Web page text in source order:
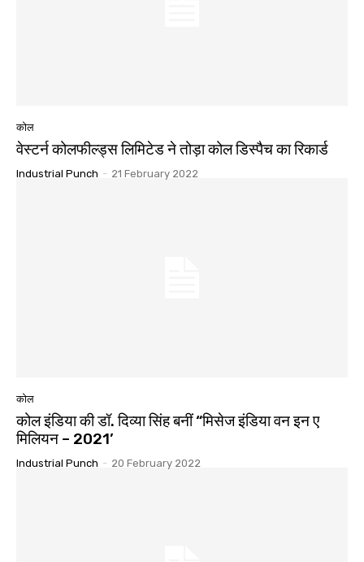
कोल
वेस्टर्न कोलफील्ड्स लिमिटेड ने तोड़ा कोल डिस्पैच का रिकार्ड
Industrial Punch - 21 February 2022
कोल
कोल इंडिया की डॉ. दिव्या सिंह बनीं “मिसेज इंडिया वन इन ए
मिलियन – 2021’
Industrial Punch - 20 February 2022